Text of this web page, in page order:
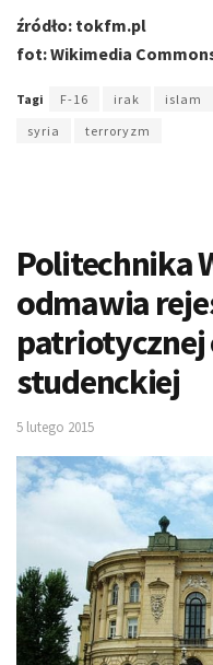
źródło: tokfm.pl
fot: Wikimedia
Tagi F-16 irak islam
syria
terroryzm
Politechnika
odmawia
patriotycznej
studenckiej
5 lutego 2015